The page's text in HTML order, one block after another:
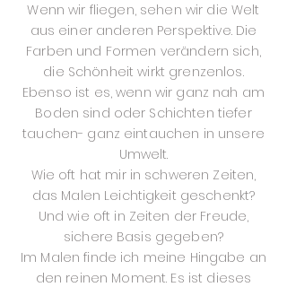
Wenn wir fliegen, sehen wir die Welt
aus einer anderen Perspektive. Die
Farben und Formen verändern sich,
die Schönheit wirkt grenzenlos.
Ebenso ist es, wenn wir ganz nah am
Boden sind oder Schichten tiefer
tauchen- ganz eintauchen in unsere
Umwelt.
Wie oft hat mir in schweren Zeiten,
das Malen Leichtigkeit geschenkt?
Und wie oft in Zeiten der Freude,
sichere Basis gegeben?
Im Malen finde ich meine Hingabe an
den reinen Moment. Es ist dieses